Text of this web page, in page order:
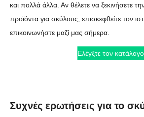
και πολλά άλλα. Αν θέλετε να ξεκινήσετε
προϊόντα για σκύλους, επισκεφθείτε τον
επικοινωνήστε μαζί μας σήμερα.
Ελέγξτε τον κατάλογο
Συχνές ερωτήσεις για το